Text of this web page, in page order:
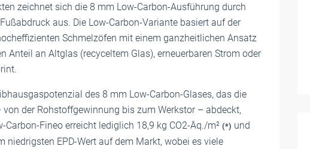
zeichnet sich die 8 mm Low-Carbon-Ausführung durch
aus. Die Low-Carbon-Variante basiert auf der
Schmelzöfen mit einem ganzheitlichen Ansatz
Anteil an Altglas (recyceltem Glas), erneuerbaren Strom oder
des 8 mm Low-Carbon-Glases, das die
der Rohstoffgewinnung bis zum Werkstor – abdeckt,
Fineo erreicht lediglich 18,9 kg CO2-Äq./m² (*) und
EPD-Wert auf dem Markt, wobei es viele